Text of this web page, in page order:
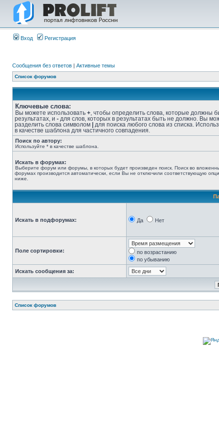
Вход Регистрация
Сообщения без ответов | Активные темы
Список форумов
Ключевые слова:
Вы можете использовать + , чтобы определить слова, которые должны
результатах, и - для слов, которых в результатах быть не должно. Вы
разделить слова символом
для поиска любого слова из списка.
в качестве шаблона для частичного совпадения.
Поиск по автору:
Используйте * в качестве шаблона.
Искать в форумах:
Выберите форум или форумы, в которых будет произведен поиск. Поиск во
форумах производится автоматически, если Вы не отключили соответствующую
ниже.
Искать в подфорумах: Да Нет
Поле сортировки:
по возрастанию
по убыванию
Искать сообщения за:
Список форумов